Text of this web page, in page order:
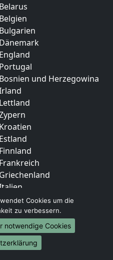
und Herzegowina
Cookies um die
zu verbessern.
notwendige Cookies